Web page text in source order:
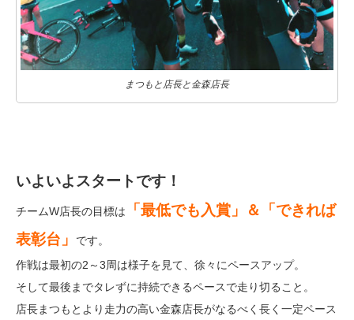
まつもと店長と金森店長
いよいよスタートです！
チームW店長の目標は
「最低でも入賞」＆「できれば
表彰台」
です。
作戦は最初の2～3周は様子を見て、徐々にペースアップ。
そして最後までタレずに持続できるペースで走り切ること。
店長まつもとより走力の高い金森店長がなるべく長く一定ペース